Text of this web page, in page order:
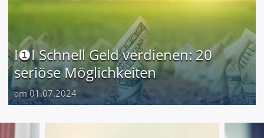
I❶I Schnell Geld verdienen: 20
seriöse Möglichkeiten
am 01.07.2024